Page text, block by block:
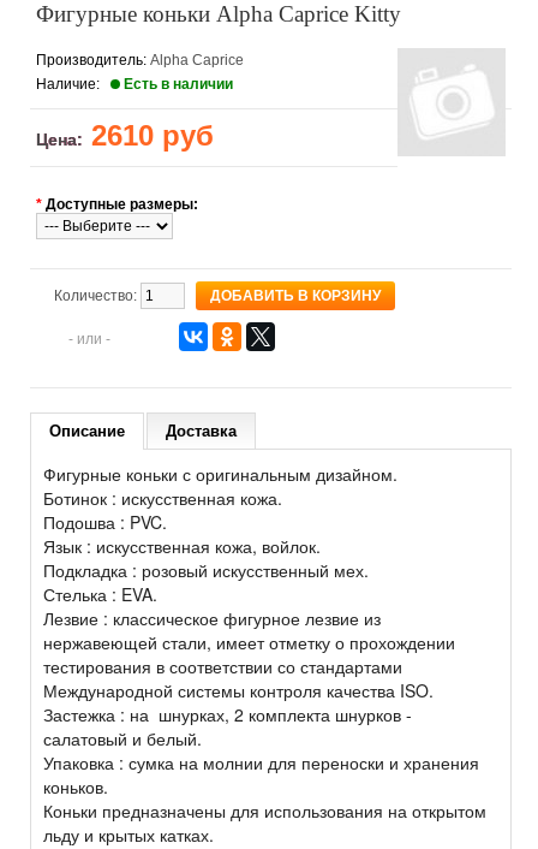
Фигурные коньки Alpha Caprice Kitty
Производитель: Alpha Caprice
Наличие:
Есть в наличии
Цена: 2610 руб
* Доступные размеры:
Количество:
- или -
Описание Доставка
Фигурные коньки с оригинальным дизайном.
Ботинок : искусственная кожа.
Подошва : PVC.
Язык : искусственная кожа, войлок.
Подкладка : розовый искусственный мех.
Стелька : EVA.
Лезвие : классическое фигурное лезвие из
нержавеющей стали, имеет отметку о прохождении
тестирования в соответствии со стандартами
Международной системы контроля качества ISO.
Застежка : на шнурках, 2 комплекта шнурков -
салатовый и белый.
Упаковка : сумка на молнии для переноски и хранения
коньков.
Коньки предназначены для использования на открытом
льду и крытых катках.